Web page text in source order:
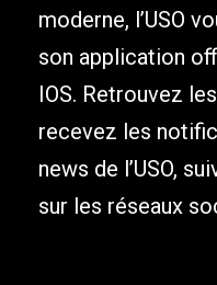
moderne, l’USO
son application
IOS. Retrouvez
recevez les
news de l’USO,
sur les réseaux